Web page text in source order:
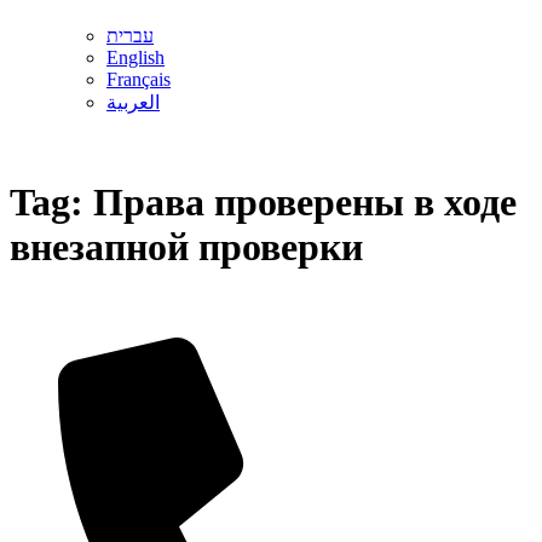
עברית
English
Français
العربية
Tag: Права проверены в ходе
внезапной проверки